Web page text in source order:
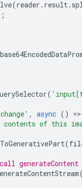
(reader . result.
(
, async () =>
contents of this
(